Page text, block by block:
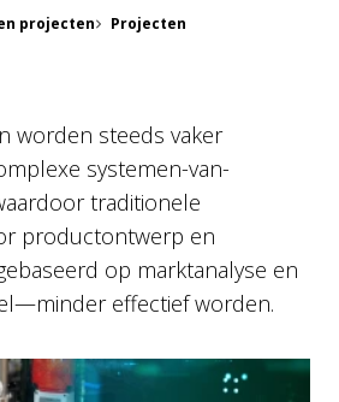
projecten
Projecten
worden steeds vaker
systemen-van-
traditionele
productontwerp en
op marktanalyse en
effectief worden.